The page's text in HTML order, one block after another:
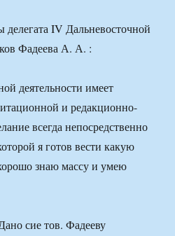
IV Дальневосточной
Фадеева А. А. :
деятельности имеет
и редакционно-
всегда непосредственно
я готов вести какую
знаю массу и умею
сие тов. Фадееву